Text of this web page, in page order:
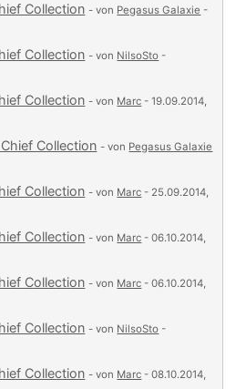
Collection - von Pegasus Galaxie -
Collection - von NilsoSto -
Collection - von Marc - 19.09.2014,
Collection - von Pegasus Galaxie
Collection - von Marc - 25.09.2014,
Collection - von Marc - 06.10.2014,
Collection - von Marc - 06.10.2014,
Collection - von NilsoSto -
Collection - von Marc - 08.10.2014,